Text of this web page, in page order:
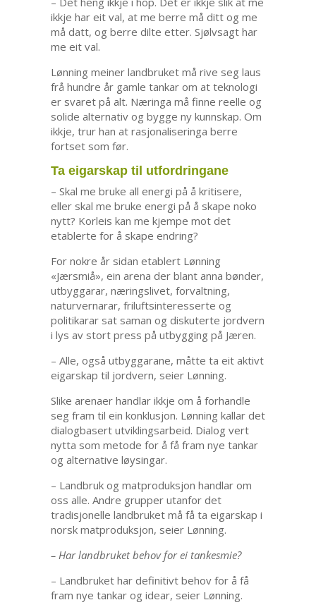
ikkje har eit val, at me berre må ditt og me
må datt, og berre dilte etter. Sjølvsagt har
me eit val.
Lønning meiner landbruket må rive seg laus
frå hundre år gamle tankar om at teknologi
er svaret på alt. Næringa må finne reelle og
solide alternativ og bygge ny kunnskap. Om
ikkje, trur han at rasjonaliseringa berre
fortset som før.
Ta eigarskap til utfordringane
– Skal me bruke all energi på å kritisere,
eller skal me bruke energi på å skape noko
nytt? Korleis kan me kjempe mot det
etablerte for å skape endring?
For nokre år sidan etablert Lønning
«Jærsmiå», ein arena der blant anna bønder,
utbyggarar, næringslivet, forvaltning,
naturvernarar, friluftsinteresserte og
politikarar sat saman og diskuterte jordvern
i lys av stort press på utbygging på Jæren.
– Alle, også utbyggarane, måtte ta eit aktivt
eigarskap til jordvern, seier Lønning.
Slike arenaer handlar ikkje om å forhandle
seg fram til ein konklusjon. Lønning kallar det
dialogbasert utviklingsarbeid. Dialog vert
nytta som metode for å få fram nye tankar
og alternative løysingar.
– Landbruk og matproduksjon handlar om
oss alle. Andre grupper utanfor det
tradisjonelle landbruket må få ta eigarskap i
norsk matproduksjon, seier Lønning.
– Har landbruket behov for ei tankesmie?
– Landbruket har definitivt behov for å få
fram nye tankar og idear, seier Lønning.